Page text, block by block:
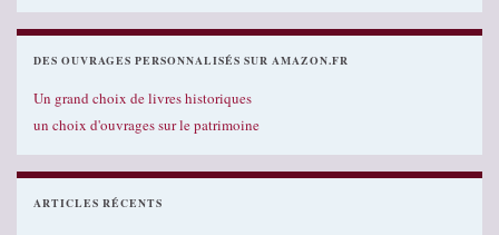
DES OUVRAGES PERSONNALISÉS SUR AMAZON.FR
Un grand choix de livres historiques
un choix d'ouvrages sur le patrimoine
ARTICLES RÉCENTS